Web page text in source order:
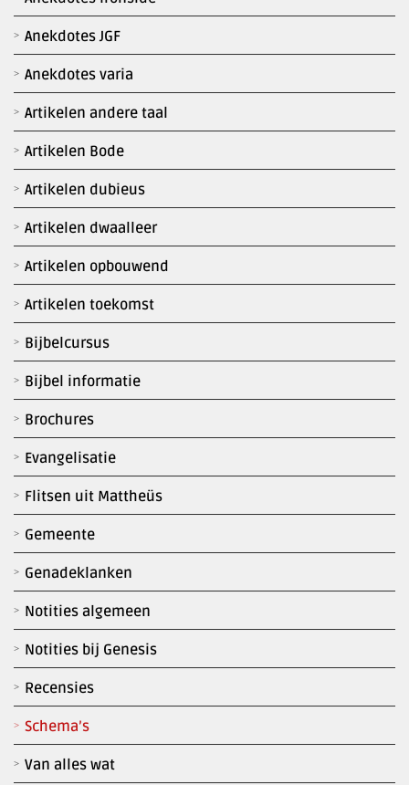
Anekdotes JGF
Anekdotes varia
Artikelen andere taal
Artikelen Bode
Artikelen dubieus
Artikelen dwaalleer
Artikelen opbouwend
Artikelen toekomst
Bijbelcursus
Bijbel informatie
Brochures
Evangelisatie
Flitsen uit Mattheüs
Gemeente
Genadeklanken
Notities algemeen
Notities bij Genesis
Recensies
Schema’s
Van alles wat